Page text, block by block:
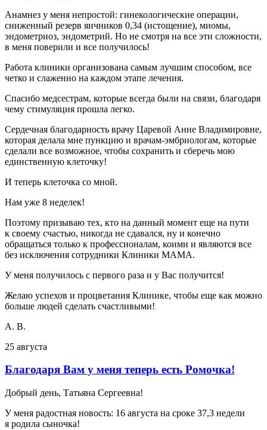
Анамнез у меня непростой: гинекологические операции,
сниженный резерв яичников 0,34 (истощение), миомы,
эндометриоз, эндометрий. Но не смотря на все эти сложности,
в меня поверили и все получилось!
Работа клиники организована самым лучшим способом, все
четко и слаженно на каждом этапе лечения.
Спасибо медсестрам, которые всегда были на связи, благодаря
чему стимуляция прошла легко.
Сердечная благодарность врачу Царевой Анне Владимировне,
которая делала мне пункцию и врачам-эмбриологам, которые
сделали все возможное, чтобы сохранить и сберечь мою
единственную клеточку!
И теперь клеточка со мной.
Нам уже 8 неделек!
Поэтому призываю тех, кто на данный момент еще на пути
к своему счастью, никогда не сдавался, ну и конечно
обращаться только к профессионалам, коими и являются все
без исключения сотрудники Клиники МАМА.
У меня получилось с первого раза и у Вас получится!
Желаю успехов и процветания Клинике, чтобы еще как можно
больше людей сделать счастливыми!
А. В.
25 августа
Благодаря Вам у меня теперь есть Ромочка!
Добрый день, Татьяна Сергеевна!
У меня радостная новость: 16 августа на сроке 37,3 недели
я родила сыночка!